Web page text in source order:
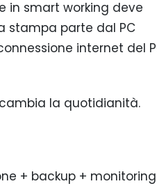
in smart working deve
stampa parte dal PC
internet del
la quotidianità.
+ backup +